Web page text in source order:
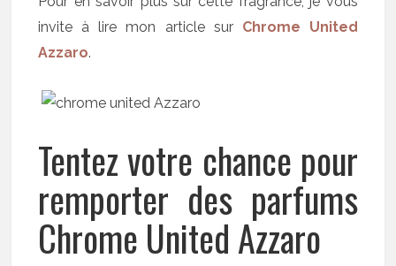
invite à lire mon article sur Chrome United
Azzaro.
Tentez votre chance pour
remporter des parfums
Chrome United Azzaro